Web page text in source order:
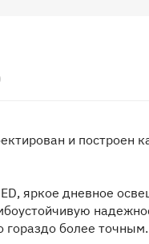
и
яркое дневное
более точным.